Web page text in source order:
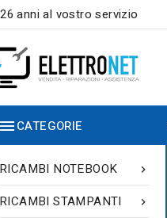
anni al vostro servizio
CATEGORIE

RICAMBI NOTEBOOK

RICAMBI STAMPANTI